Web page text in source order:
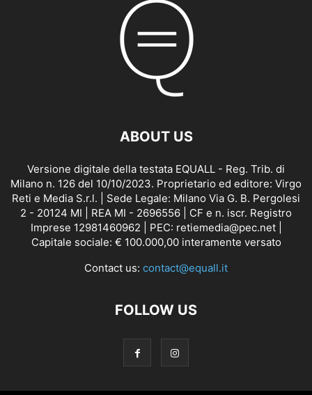
ABOUT US
Versione digitale della testata EQUALL - Reg. Trib. di
Milano n. 126 del 10/10/2023. Proprietario ed editore: Virgo
Reti e Media S.r.l. | Sede Legale: Milano Via G. B. Pergolesi
2 - 20124 MI | REA MI - 2696556 | CF e n. iscr. Registro
Imprese 12981460962 | PEC: retiemedia@pec.net |
Capitale sociale: € 100.000,00 interamente versato
Contact us: contact@equall.it
FOLLOW US